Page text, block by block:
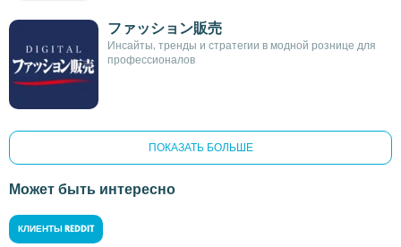
ファッション販売
Инсайты, тренды и стратегии в модной рознице для
профессионалов
ПОКАЗАТЬ БОЛЬШЕ
Может быть интересно
КЛИЕНТЫ REDDIT